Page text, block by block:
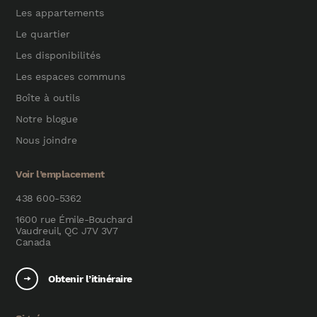
Les appartements
Le quartier
Les disponibilités
Les espaces communs
Boîte à outils
Notre blogue
Nous joindre
Voir l’emplacement
438 600-5362
1600 rue Émile-Bouchard
Vaudreuil, QC J7V 3V7
Canada
Obtenir l’itinéraire